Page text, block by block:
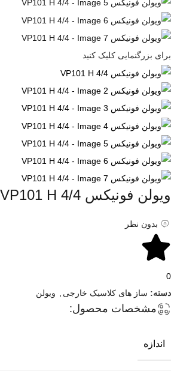
برای بزرگنمایی کلیک کنید
ویولن فونیکس VP101 H 4/4
بدون نظر
0
دسته: ساز های کلاسیک خارجی , ویولن
مشخصات محصول:
اندازه